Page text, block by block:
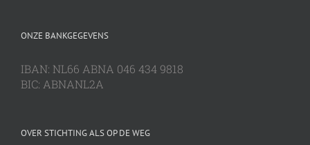
ONZE BANKGEGEVENS
IBAN: NL66 ABNA 046 434 9818
BIC: ABNANL2A
OVER STICHTING ALS OP DE WEG